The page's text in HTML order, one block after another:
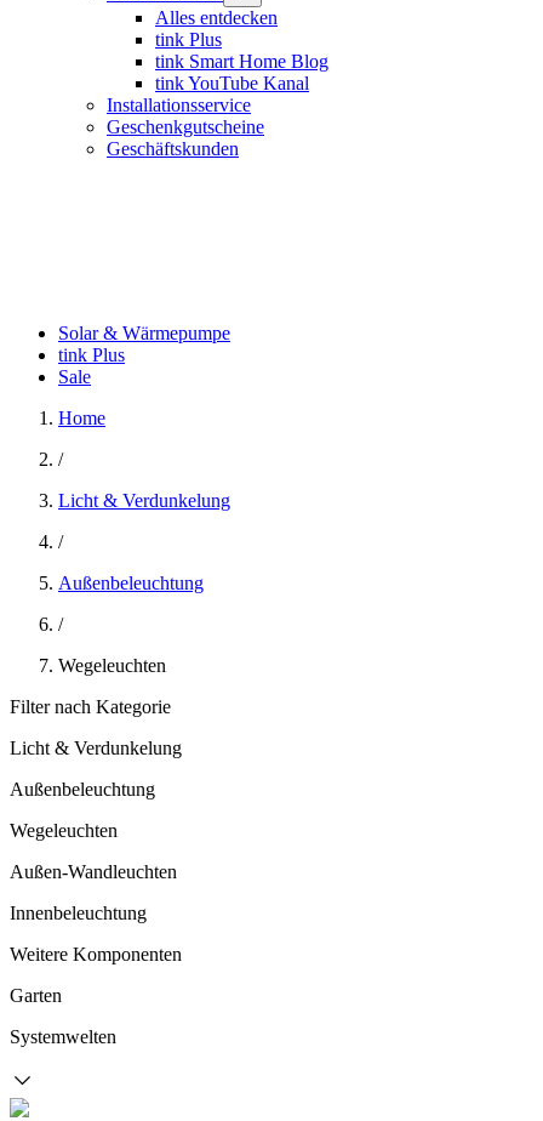
Alles entdecken
tink Plus
tink Smart Home Blog
tink YouTube Kanal
Installationsservice
Geschenkgutscheine
Geschäftskunden
Solar & Wärmepumpe
tink Plus
Sale
Home
/
Licht & Verdunkelung
/
Außenbeleuchtung
/
Wegeleuchten
Filter nach Kategorie
Licht & Verdunkelung
Außenbeleuchtung
Wegeleuchten
Außen-Wandleuchten
Innenbeleuchtung
Weitere Komponenten
Garten
Systemwelten